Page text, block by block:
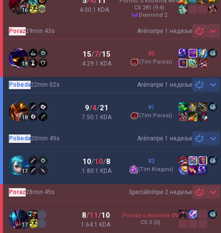
16 4.00:1 KDA
CS 281 (9.4)
diamond 2
Arénaпре 1 недеље
Poraz29min 43s
18
15/7/15
4.29:1 KDA
#5
(Tim Porosi)
Arénaпре 1 недеље
Pobeda22min 02s
18
9/4/21
7.50:1 KDA
#1
(Tim Porosi)
Arénaпре 1 недеље
Pobeda20min 49s
17
10/10/8
1.80:1 KDA
#3
(Tim Kragovi)
Speciálníпре 2 недеље
Poraz28min 45s
17
8/11/10
1.64:1 KDA
Pomoć u kilovima 0%
CS 0 (0)